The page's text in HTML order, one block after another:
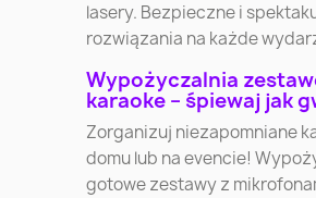
lasery. Bezpieczne i
rozwiązania na każde
Wypożyczalnia
karaoke – śpiewaj jak
Zorganizuj niezapomniane
domu lub na evencie!
gotowe zestawy z